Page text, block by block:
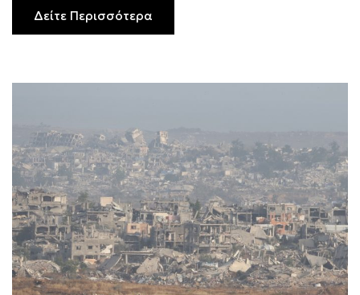
Δείτε Περισσότερα